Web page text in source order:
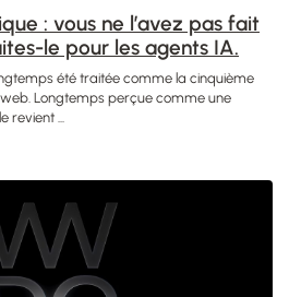
: vous ne l’avez pas fait
le pour les agents IA.
été traitée comme la cinquième
Longtemps perçue comme une
revient ...